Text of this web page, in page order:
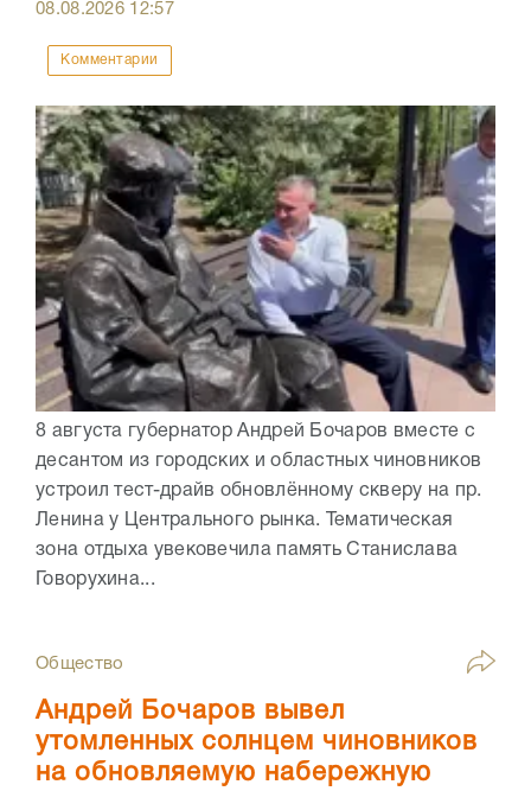
08.08.2026 12:57
Комментарии
8 августа губернатор Андрей Бочаров вместе с
десантом из городских и областных чиновников
устроил тест-драйв обновлённому скверу на пр.
Ленина у Центрального рынка. Тематическая
зона отдыха увековечила память Станислава
Говорухина...
Общество
Андрей Бочаров вывел
утомленных солнцем чиновников
на обновляемую набережную